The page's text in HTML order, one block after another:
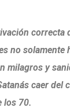
correcta
no solamente
milagros y
caer del
los 70.